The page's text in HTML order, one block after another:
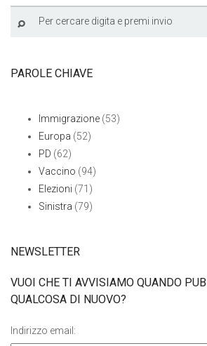
PAROLE CHIAVE
Immigrazione (53)
Europa (52)
PD (62)
Vaccino (94)
Elezioni (71)
Sinistra (79)
NEWSLETTER
VUOI CHE TI AVVISIAMO QUANDO
QUALCOSA DI NUOVO?
Indirizzo email: